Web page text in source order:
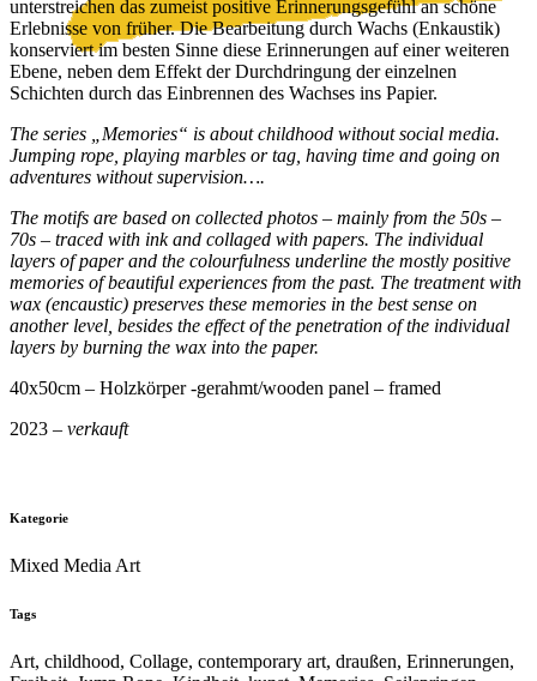
unterstreichen das zumeist positive Erinnerungsgefühl an schöne
Erlebnisse von früher. Die Bearbeitung durch Wachs (Enkaustik)
konserviert im besten Sinne diese Erinnerungen auf einer weiteren
Ebene, neben dem Effekt der Durchdringung der einzelnen
Schichten durch das Einbrennen des Wachses ins Papier.
The series „Memories“ is about childhood without social media.
Jumping rope, playing marbles or tag, having time and going on
adventures without supervision….
The motifs are based on collected photos – mainly from the 50s –
70s – traced with ink and collaged with papers. The individual
layers of paper and the colourfulness underline the mostly positive
memories of beautiful experiences from the past. The treatment with
wax (encaustic) preserves these memories in the best sense on
another level, besides the effect of the penetration of the individual
layers by burning the wax into the paper.
40x50cm – Holzkörper -gerahmt/wooden panel – framed
2023 – verkauft
Kategorie
Mixed Media Art
Tags
Art, childhood, Collage, contemporary art, draußen, Erinnerungen,